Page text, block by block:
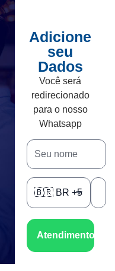
Adicione
seu
Dados
Você será
redirecionado
para o nosso
Whatsapp
Atendimento no